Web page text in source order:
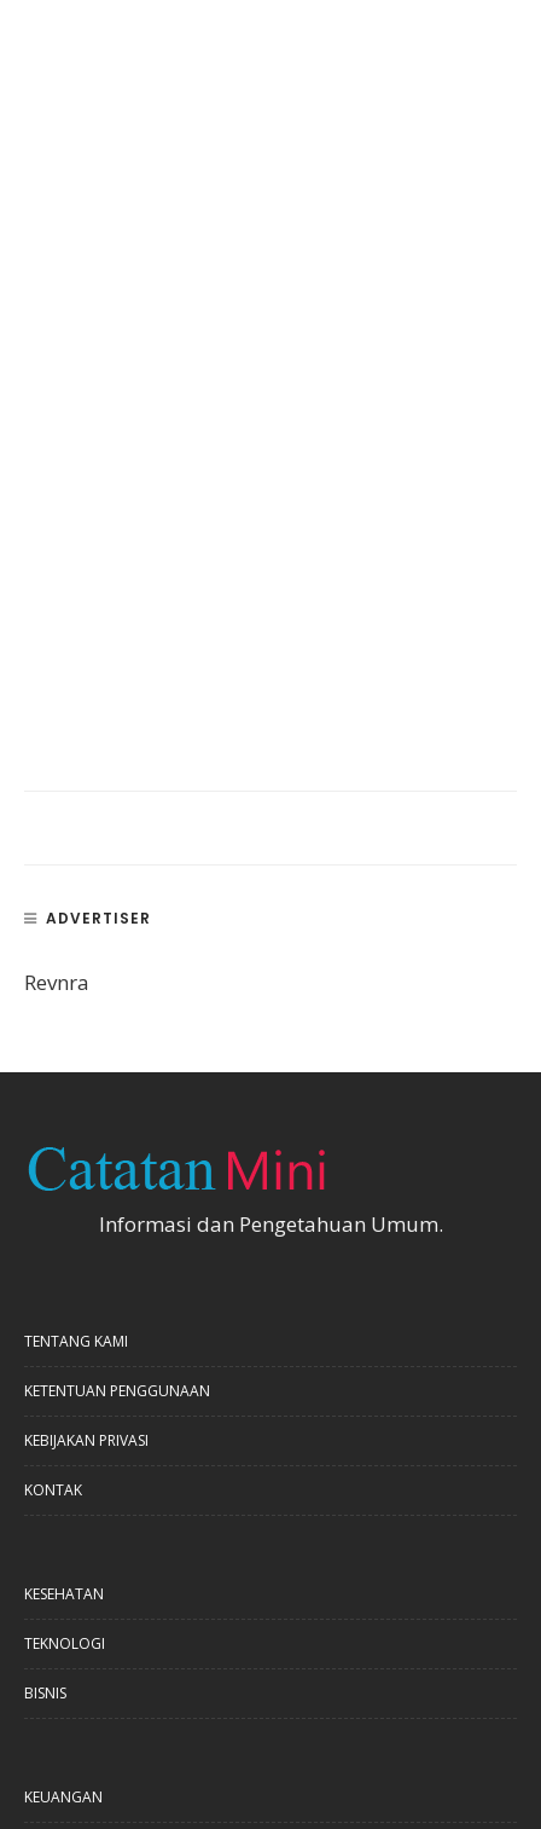
ADVERTISER
Revnra
Informasi dan Pengetahuan Umum.
TENTANG KAMI
KETENTUAN PENGGUNAAN
KEBIJAKAN PRIVASI
KONTAK
KESEHATAN
TEKNOLOGI
BISNIS
KEUANGAN